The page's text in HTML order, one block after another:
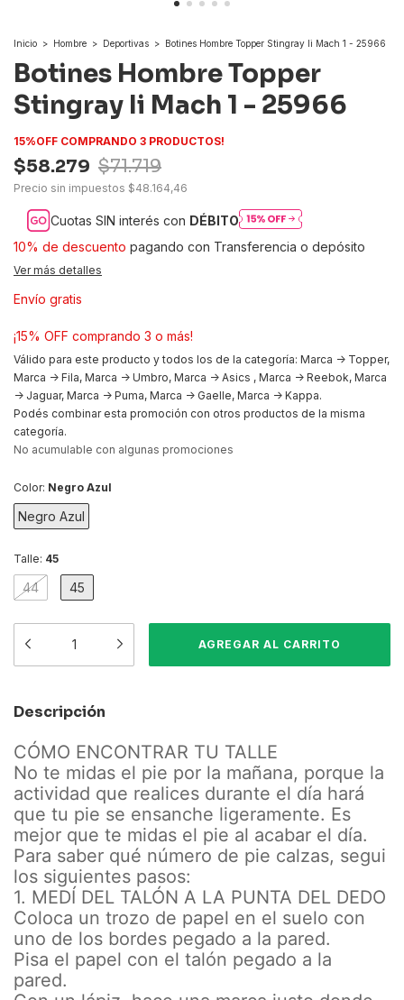
Inicio > Hombre > Deportivas > Botines Hombre Topper Stingray Ii Mach 1 - 25966
Botines Hombre Topper
Stingray Ii Mach 1 - 25966
15%OFF COMPRANDO 3 PRODUCTOS!
$58.279 $71.719
Precio sin impuestos $48.164,46
Cuotas SIN interés con DÉBITO
10% de descuento pagando con Transferencia o depósito
Ver más detalles
Envío gratis
¡15% OFF comprando 3 o más!
Válido para este producto y todos los de la categoría: Marca -> Topper,
Marca -> Fila, Marca -> Umbro, Marca -> Asics , Marca -> Reebok, Marca
-> Jaguar, Marca -> Puma, Marca -> Gaelle, Marca -> Kappa.
Podés combinar esta promoción con otros productos de la misma
categoría.
No acumulable con algunas promociones
Color: Negro Azul
Negro Azul
Talle: 45
44 45
Descripción
CÓMO ENCONTRAR TU TALLE
No te midas el pie por la mañana, porque la
actividad que realices durante el día hará
que tu pie se ensanche ligeramente. Es
mejor que te midas el pie al acabar el día.
Para saber qué número de pie calzas, segui
los siguientes pasos:
1. MEDÍ DEL TALÓN A LA PUNTA DEL DEDO
Coloca un trozo de papel en el suelo con
uno de los bordes pegado a la pared.
Pisa el papel con el talón pegado a la
pared.